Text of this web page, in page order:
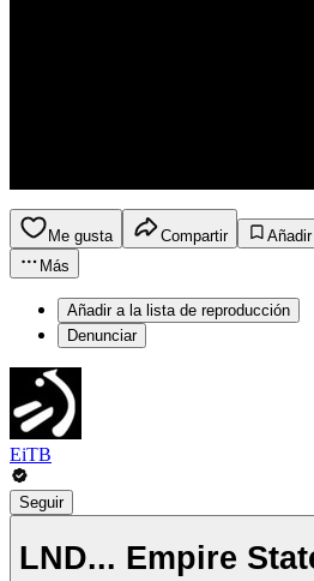
Me gusta Compartir
Más
Añadir a la lista de reproducción
Denunciar
EiTB
Seguir
LND... Empire